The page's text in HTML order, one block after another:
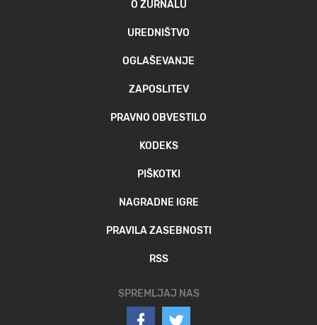
O ŽURNALU
UREDNIŠTVO
OGLAŠEVANJE
ZAPOSLITEV
PRAVNO OBVESTILO
KODEKS
PIŠKOTKI
NAGRADNE IGRE
PRAVILA ZASEBNOSTI
RSS
SPREMLJAJ NAS